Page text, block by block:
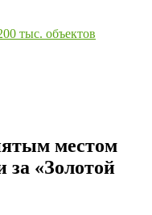
тыс. объектов
местом
за «Золотой